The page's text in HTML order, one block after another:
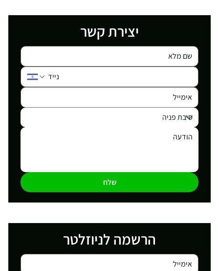
יצירת קשר
שלח
הרשמה לניוזלטר